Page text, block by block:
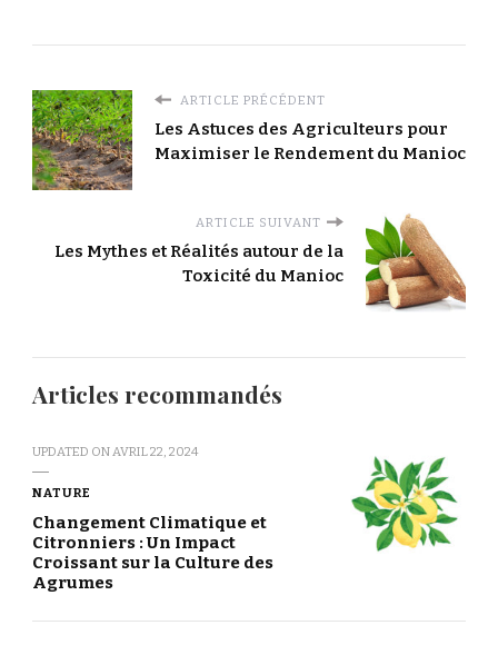
ARTICLE PRÉCÉDENT
Les Astuces des Agriculteurs pour
Maximiser le Rendement du Manioc
ARTICLE SUIVANT
Les Mythes et Réalités autour de la
Toxicité du Manioc
Articles recommandés
UPDATED ON AVRIL 22, 2024
NATURE
Changement Climatique et
Citronniers : Un Impact
Croissant sur la Culture des
Agrumes